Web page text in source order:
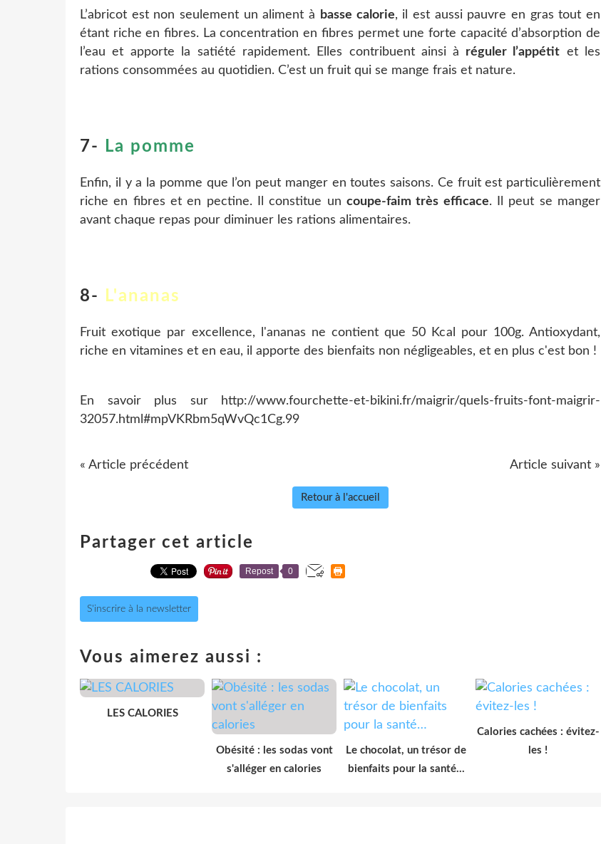
L’abricot est non seulement un aliment à basse calorie, il est aussi pauvre en gras tout en
étant riche en fibres. La concentration en fibres permet une forte capacité d’absorption de
l’eau et apporte la satiété rapidement. Elles contribuent ainsi à réguler l’appétit et les
rations consommées au quotidien. C’est un fruit qui se mange frais et nature.
7- La pomme
Enfin, il y a la pomme que l’on peut manger en toutes saisons. Ce fruit est particulièrement
riche en fibres et en pectine. Il constitue un coupe-faim très efficace. Il peut se manger
avant chaque repas pour diminuer les rations alimentaires.
8- L'ananas
Fruit exotique par excellence, l'ananas ne contient que 50 Kcal pour 100g. Antioxydant,
riche en vitamines et en eau, il apporte des bienfaits non négligeables, et en plus c'est bon !
En savoir plus sur http://www.fourchette-et-bikini.fr/maigrir/quels-fruits-font-maigrir-
32057.html#mpVKRbm5qWvQc1Cg.99
« Article précédent Article suivant »
Retour à l'accueil
Partager cet article
Repost 0
S'inscrire à la newsletter
Vous aimerez aussi :
LES CALORIES
Obésité : les sodas vont
s'alléger en calories
Le chocolat, un trésor de
bienfaits pour la santé…
Calories cachées : évitez-
les !